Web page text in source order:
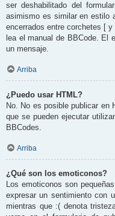
ser deshabilitado del
asimismo es similar en estilo
encerrados entre corchetes [
lea el manual de BBCode. El
un mensaje.
Arriba
¿Puedo usar HTML?
No. No es posible publicar en
que se pueden ejecutar
BBCodes.
Arriba
¿Qué son los emoticonos?
Los emoticonos son
expresar un sentimiento con
mientras que :( denota